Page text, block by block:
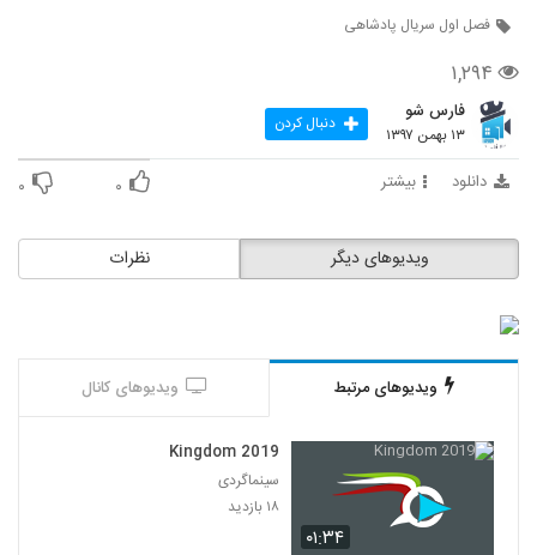
فصل اول سریال پادشاهی
۱,۲۹۴
فارس شو
۱۳ بهمن ۱۳۹۷ دنبال کردن
دانلود بیشتر ۰ ۰
نظرات ویدیوهای دیگر
ویدیوهای مرتبط ویدیوهای کانال
۰۱:۳۴
Kingdom 2019
سینماگردی
۱۸ بازدید